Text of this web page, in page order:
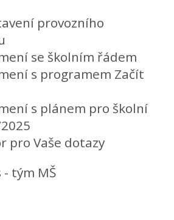
provozního
se školním řádem
s programem Začít
s plánem pro školní
pro Vaše dotazy
- tým MŠ